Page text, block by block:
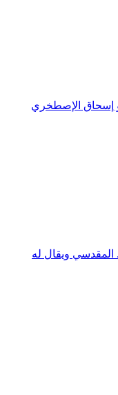
إسحاق الإصطخري
المقدسي ويقال له